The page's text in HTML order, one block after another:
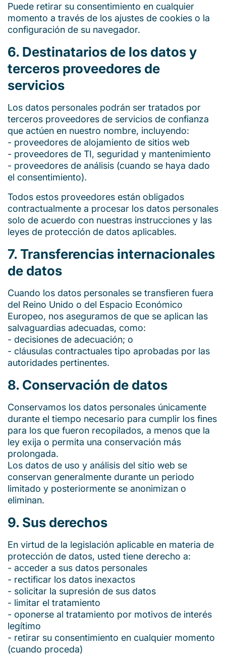
Puede retirar su consentimiento en cualquier
momento a través de los ajustes de cookies o la
configuración de su navegador.
6. Destinatarios de los datos y
terceros proveedores de
servicios
Los datos personales podrán ser tratados por
terceros proveedores de servicios de confianza
que actúen en nuestro nombre, incluyendo:
- proveedores de alojamiento de sitios web
- proveedores de TI, seguridad y mantenimiento
- proveedores de análisis (cuando se haya dado
el consentimiento).
Todos estos proveedores están obligados
contractualmente a procesar los datos personales
solo de acuerdo con nuestras instrucciones y las
leyes de protección de datos aplicables.
7. Transferencias internacionales
de datos
Cuando los datos personales se transfieren fuera
del Reino Unido o del Espacio Económico
Europeo, nos aseguramos de que se aplican las
salvaguardias adecuadas, como:
- decisiones de adecuación; o
- cláusulas contractuales tipo aprobadas por las
autoridades pertinentes.
8. Conservación de datos
Conservamos los datos personales únicamente
durante el tiempo necesario para cumplir los fines
para los que fueron recopilados, a menos que la
ley exija o permita una conservación más
prolongada.
Los datos de uso y análisis del sitio web se
conservan generalmente durante un periodo
limitado y posteriormente se anonimizan o
eliminan.
9. Sus derechos
En virtud de la legislación aplicable en materia de
protección de datos, usted tiene derecho a:
- acceder a sus datos personales
- rectificar los datos inexactos
- solicitar la supresión de sus datos
- limitar el tratamiento
- oponerse al tratamiento por motivos de interés
legítimo
- retirar su consentimiento en cualquier momento
(cuando proceda)